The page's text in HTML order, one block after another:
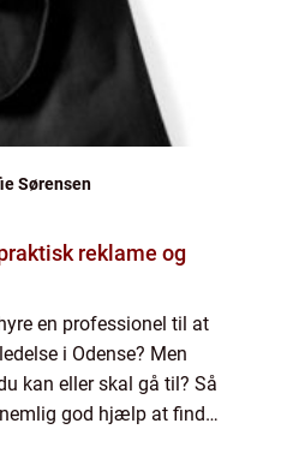
Sørensen
reklame og
en professionel til at
i Odense? Men
kan eller skal gå til? Så
god hjælp at finde